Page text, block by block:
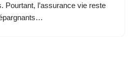
Pourtant, l’assurance vie reste